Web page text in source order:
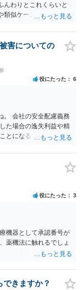
んわりとこれくらいと
類似ケースでの裁判所
失がないと思われるケ
等があることはやむを
にも低額であった場合
かと思います。 弁護士
のアドバイス等をも
いても良いかも知れま
害についての
役にたった 6
。 会社の安全配慮義務
た場合の逸失利益や精
とになるでしょう。 傷
役にたった 3
機器として承認番号が
薬機法に触れるでしょ
できますか？